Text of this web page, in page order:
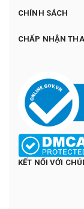
CHÍNH SÁCH
CHẤP NHẬN
KẾT NỐI VỚI